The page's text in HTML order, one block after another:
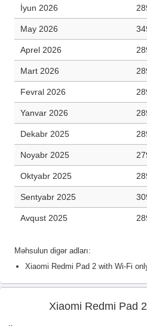
İyun 2026
May 2026
Aprel 2026
Mart 2026
Fevral 2026
Yanvar 2026
Dekabr 2025
Noyabr 2025
Oktyabr 2025
Sentyabr 2025
Avqust 2025
Məhsulun digər adları:
Xiaomi Redmi Pad 2 with Wi-Fi
Xiaomi Redmi Pad 2